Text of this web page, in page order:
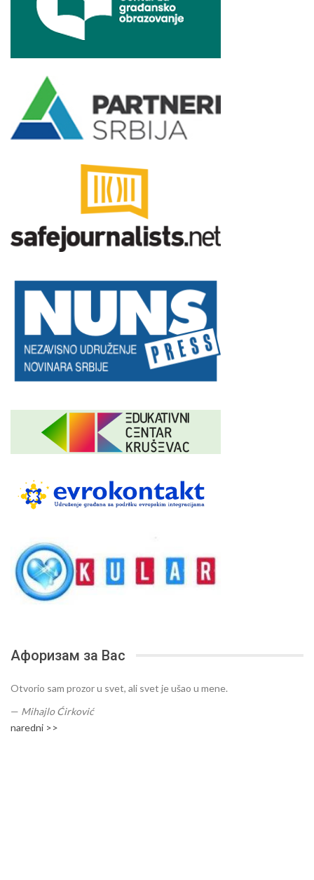
Афоризам за Вас
Otvorio sam prozor u svet, ali svet je ušao u mene.
— Mihajlo Ćirković
naredni >>